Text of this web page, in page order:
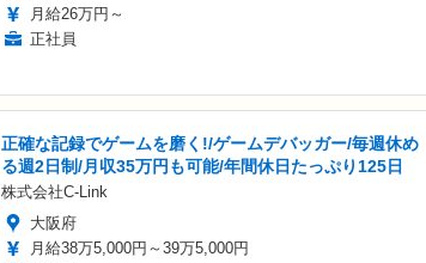
月給26万円～
正社員
正確な記録でゲームを磨く!/ゲームデバッガー/毎週休め
る週2日制/月収35万円も可能/年間休日たっぷり125日
株式会社C-Link
大阪府
月給38万5,000円～39万5,000円